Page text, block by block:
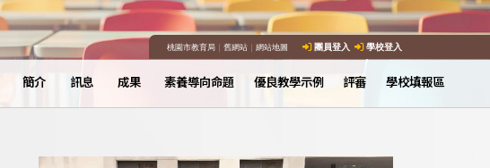
桃園市教育局｜ 舊網站｜ 網站地圖 團員登入 學校登入
簡介 訊息 成果 素養導向命題 優良教學示例 評審 學校填報區